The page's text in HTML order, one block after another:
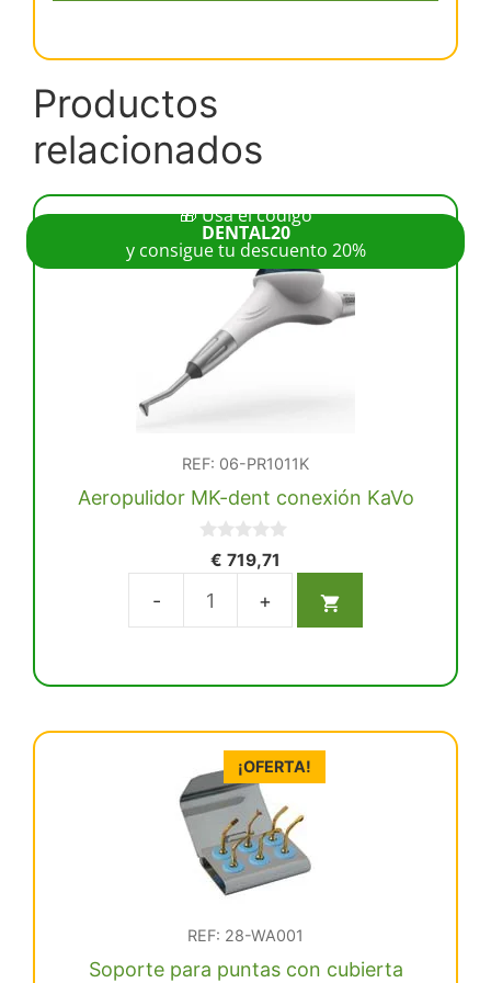
ultrasonido
Satelec
cantidad
Productos
relacionados
🎁 Usa el código
DENTAL20
y consigue tu descuento 20%
REF: 06-PR1011K
Aeropulidor MK-dent conexión KaVo
d
5
€ 719,71
Aeropulidor
KaVo
cantidad
¡OFERTA!
REF: 28-WA001
Soporte para puntas con cubierta